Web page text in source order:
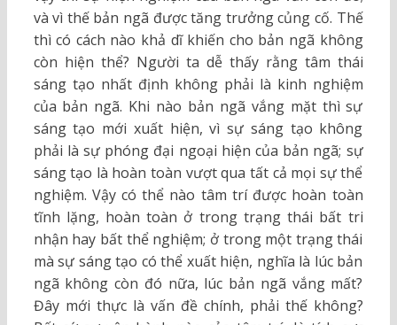
và vì thế bản ngã được tăng trưởng củng cố. Thế
thì có cách nào khả dĩ khiến cho bản ngã không
còn hiện thể? Người ta dễ thấy rằng tâm thái
sáng tạo nhất định không phải là kinh nghiệm
của bản ngã. Khi nào bản ngã vắng mặt thì sự
sáng tạo mới xuất hiện, vì sự sáng tạo không
phải là sự phóng đại ngoại hiện của bản ngã; sự
sáng tạo là hoàn toàn vượt qua tất cả mọi sự thể
nghiệm. Vậy có thể nào tâm trí được hoàn toàn
tĩnh lặng, hoàn toàn ở trong trạng thái bất tri
nhận hay bất thể nghiệm; ở trong một trạng thái
mà sự sáng tạo có thể xuất hiện, nghĩa là lúc bản
ngã không còn đó nữa, lúc bản ngã vắng mất?
Đây mới thực là vấn đề chính, phải thế không?